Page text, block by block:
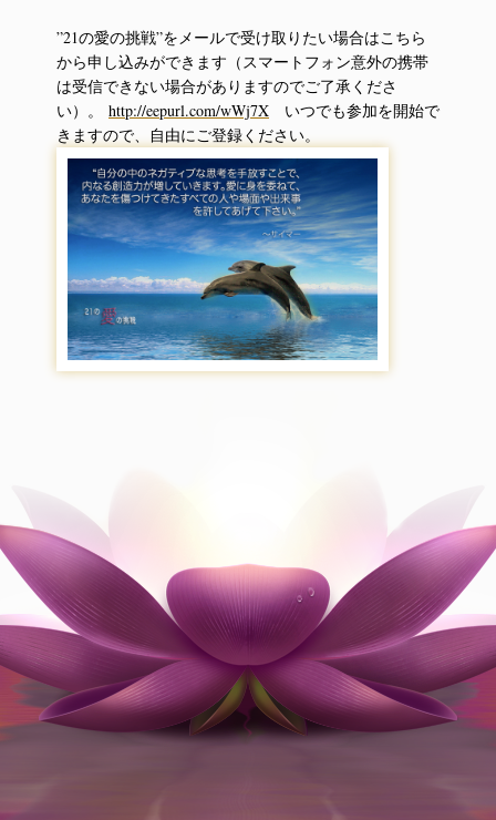
”21の愛の挑戦”をメールで受け取りたい場合はこちら
から申し込みができます（スマートフォン意外の携帯
は受信できない場合がありますのでご了承くださ
い）。 http://eepurl.com/wWj7X いつでも参加を開始で
きますので、自由にご登録ください。